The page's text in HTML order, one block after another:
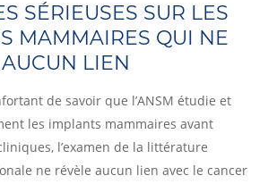
SÉRIEUSES SUR LES
MAMMAIRES QUI NE
LIEN
de savoir que l’ANSM étudie et
les implants mammaires avant
l’examen de la littérature
ne révèle aucun lien avec le cancer